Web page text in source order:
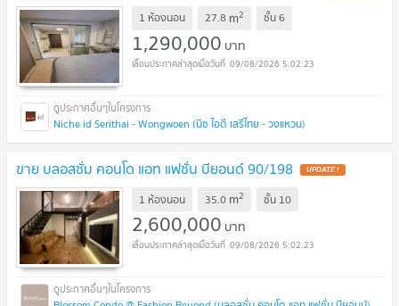
1 ห้องนอน 27.8 m2 ชั้น6
1,290,000 บาท
09/08/2026 5:02:23
Niche id Serithai - Wongwoen (นิช ไอดี เสรีไทย - วงแหวน)
ขาย บลอสซั่ม คอนโด แอท แฟชั่น บียอนด์ 90/198 UPDATE !
1 ห้องนอน 35.0 m2 ชั้น 10
2,600,000 บาท
09/08/2026 5:02:23